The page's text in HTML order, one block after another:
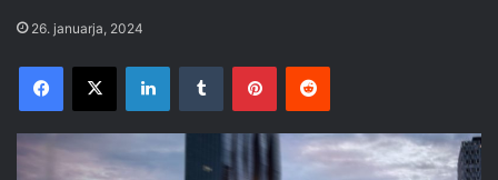
26. januarja, 2024
Facebook
X LinkedInTumblr PinterestReddit